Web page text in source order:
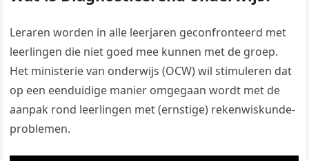
Leraren worden in alle leerjaren geconfronteerd met
leerlingen die niet goed mee kunnen met de groep.
Het ministerie van onderwijs (OCW) wil stimuleren dat
op een eenduidige manier omgegaan wordt met de
aanpak rond leerlingen met (ernstige) rekenwiskunde-
problemen.